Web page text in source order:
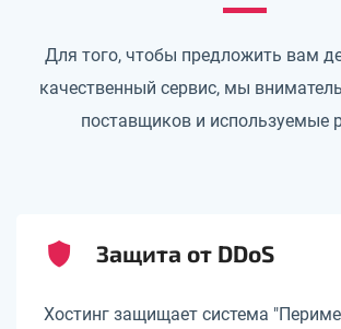
Для того, чтобы предложить вам
качественный сервис, мы
поставщиков и используемые
Защита от DDoS
Хостинг защищает система